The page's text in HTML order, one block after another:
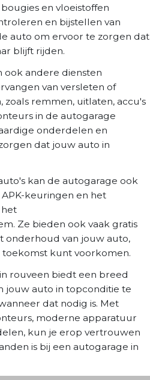
en vloeistoffen
en bijstellen van
auto om ervoor te zorgen dat
blijft rijden.
ook andere diensten
van versleten of
remmen, uitlaten, accu's
in de autogarage
onderdelen en
dat jouw auto in
kan de autogarage ook
keuringen en het
het
Ze bieden ook vaak gratis
onderhoud van jouw auto,
kunt voorkomen.
rouveen biedt een breed
jouw auto in topconditie te
dat nodig is. Met
moderne apparatuur
kun je erop vertrouwen
is bij een autogarage in